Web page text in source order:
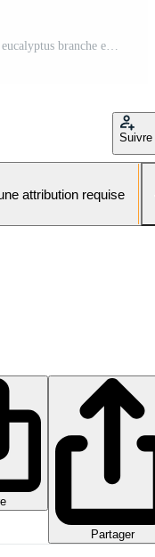
une lat allonger carte maquette orné avec eucalyptus branche et fleurs. Photo Pro
Suivre
attribution requise
Partager